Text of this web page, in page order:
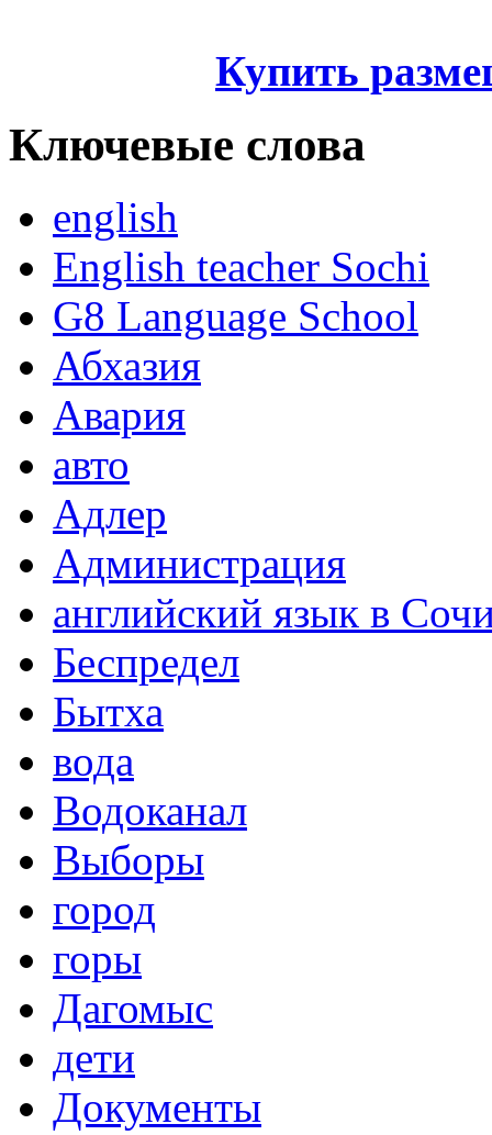
Купить
Ключевые слова
english
English teacher Sochi
G8 Language School
Абхазия
Авария
авто
Адлер
Администрация
английский язык в
Беспредел
Бытха
вода
Водоканал
Выборы
город
горы
Дагомыс
дети
Документы